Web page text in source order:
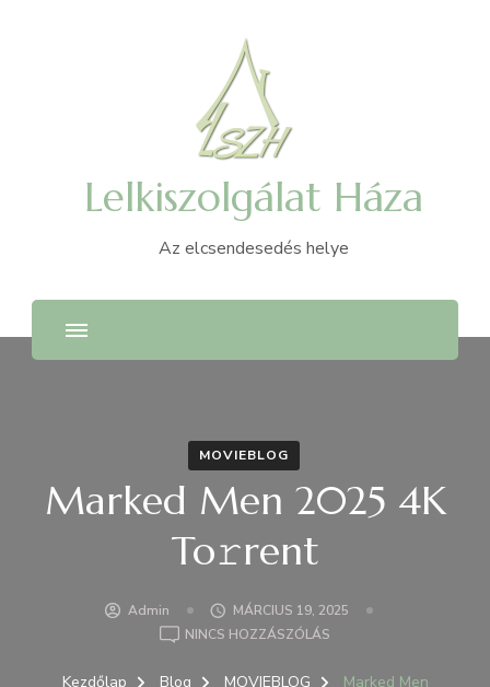
Lelkiszolgálat Háza
Az elcsendesedés helye
MOVIEBLOG
Marked Men 2025 4K
To𝚛rent
Admin
MÁRCIUS 19, 2025
NINCS HOZZÁSZÓLÁS
MEN
Kezdőlap Blog MOVIEBLOG
Marked Men